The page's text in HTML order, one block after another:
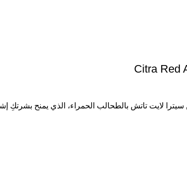
Citra Red
لايت تاتش بالطحالب الحمراء، الذي يمنح بشرتكِ